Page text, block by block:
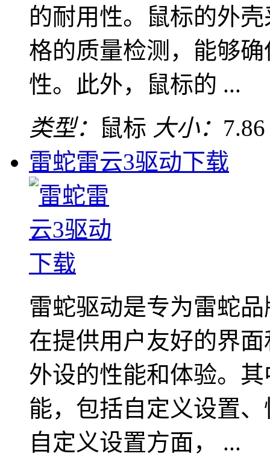
的耐用性。鼠标的外
格的质量检测，能够
性。此外，鼠标的 ...
类型： 鼠标 大小：
雷蛇雷云3驱动下载
雷蛇驱动是专为雷蛇
在提供用户友好的界
外设的性能和体验。
能，包括自定义设置
自定义设置方面， ...